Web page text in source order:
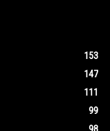
153
147
111
99